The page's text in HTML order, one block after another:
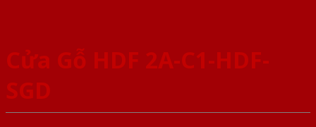
Cửa Gỗ HDF 2A-C1-HDF-
SGD